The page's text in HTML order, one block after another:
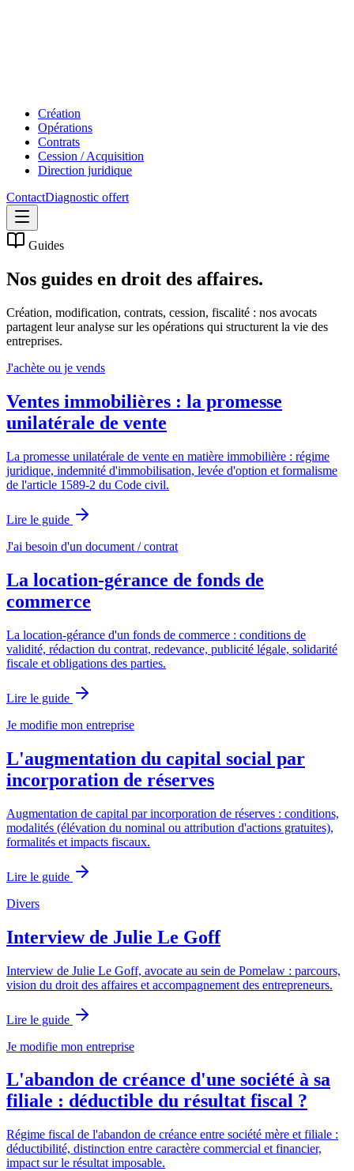
Création
Opérations
Contrats
Cession / Acquisition
Direction juridique
ContactDiagnostic offert
Guides
Nos guides en droit des affaires.
Création, modification, contrats, cession, fiscalité : nos avocats
partagent leur analyse sur les opérations qui structurent la vie des
entreprises.
J'achète ou je vends
Ventes immobilières : la promesse
unilatérale de vente
La promesse unilatérale de vente en matière immobilière : régime
juridique, indemnité d'immobilisation, levée d'option et formalisme
de l'article 1589-2 du Code civil.
Lire le guide
J'ai besoin d'un document / contrat
La location-gérance de fonds de
commerce
La location-gérance d'un fonds de commerce : conditions de
validité, rédaction du contrat, redevance, publicité légale, solidarité
fiscale et obligations des parties.
Lire le guide
Je modifie mon entreprise
L'augmentation du capital social par
incorporation de réserves
Augmentation de capital par incorporation de réserves : conditions,
modalités (élévation du nominal ou attribution d'actions gratuites),
formalités et impacts fiscaux.
Lire le guide
Divers
Interview de Julie Le Goff
Interview de Julie Le Goff, avocate au sein de Pomelaw : parcours,
vision du droit des affaires et accompagnement des entrepreneurs.
Lire le guide
Je modifie mon entreprise
L'abandon de créance d'une société à sa
filiale : déductible du résultat fiscal ?
Régime fiscal de l'abandon de créance entre société mère et filiale :
déductibilité, distinction entre caractère commercial et financier,
impact sur le résultat imposable.